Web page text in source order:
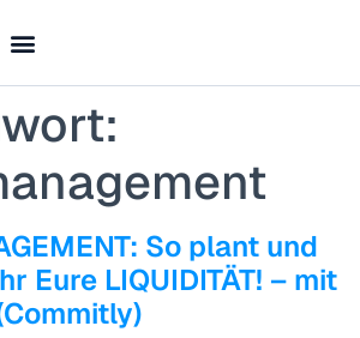
So plant und
Eure LIQUIDITÄT! – mit